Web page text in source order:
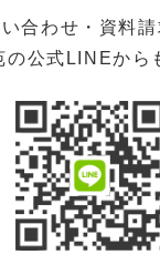
合わせ・資料請
の公式LINEから